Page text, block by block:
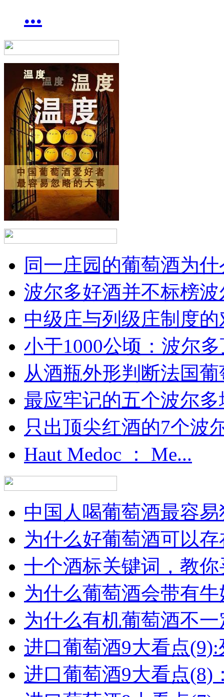
...
同一庄园的葡萄酒为
波尔多好酒并不标榜
中级庄与列级庄制度
小于1000公顷：波尔
从酒瓶外形判断法国
最应牢记的五个波尔多
只出顶尖红酒的7个波
Haut Medoc ： Me...
中国人喝葡萄酒最容
为什么好葡萄酒可以
十个酒标关键词，教
为什么葡萄酒会带有
为什么有机葡萄酒不
进口葡萄酒9大看点(9):
进口葡萄酒9大看点(8)